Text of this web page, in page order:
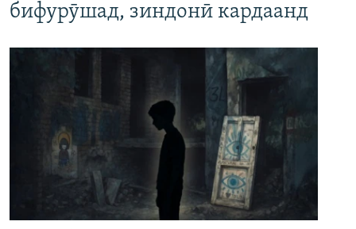
бифурӯшад, зиндонӣ кардаанд